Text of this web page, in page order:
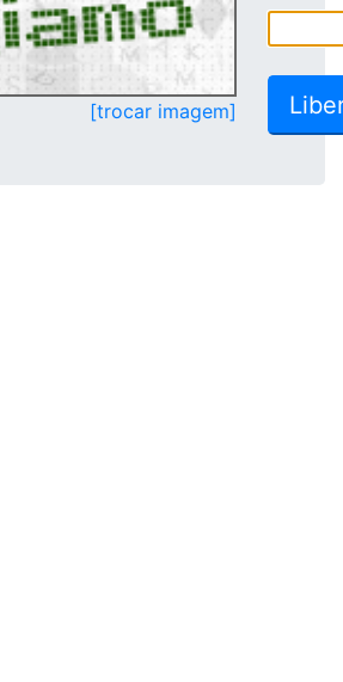
[trocar imagem]